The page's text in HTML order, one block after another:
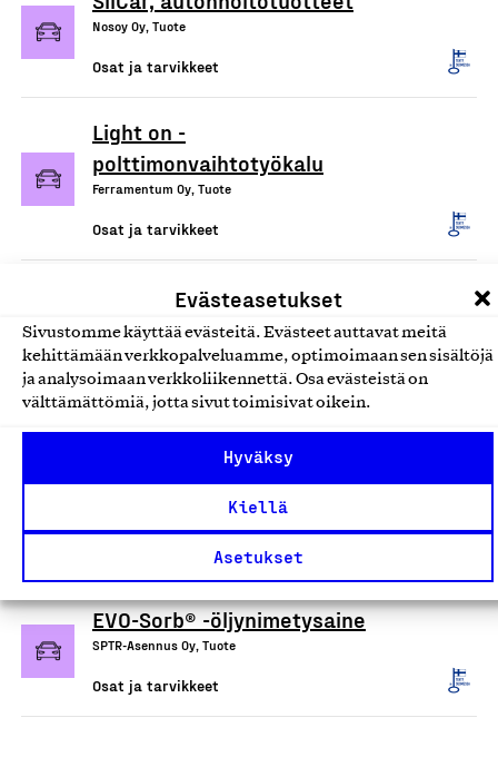
Evästeasetukset
Sivustomme käyttää evästeitä. Evästeet auttavat meitä
kehittämään verkkopalveluamme, optimoimaan sen sisältöjä
ja analysoimaan verkkoliikennettä. Osa evästeistä on
välttämättömiä, jotta sivut toimisivat oikein.
Hyväksy
Kiellä
Asetukset
Nosoy Oy, Tuote
Osat ja tarvikkeet
Light on -
polttimonvaihtotyökalu
Ferramentum Oy, Tuote
Osat ja tarvikkeet
Lasol-lasinpesunesteet
Osat ja tarvikkeet
Nokian Tyres Hakka -
kesärenkaat, Nokian Tyres
Hakkapeliitta -talvirenkaat
Nokian Renkaat Oyj, Tuote
Osat ja tarvikkeet
EVO-Sorb® -öljynimetysaine
SPTR-Asennus Oy, Tuote
Osat ja tarvikkeet